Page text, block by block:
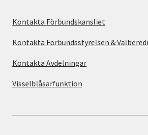
Kontakta Förbundskansliet
Kontakta Förbundsstyrelsen &
Kontakta Avdelningar
Visselblåsarfunktion